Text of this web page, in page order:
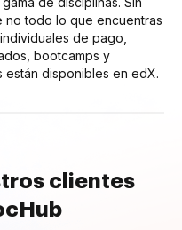
no todo lo que encuentras
de pago,
bootcamps y
están disponibles en edX.
clientes